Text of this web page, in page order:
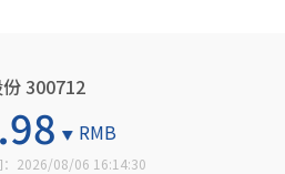
300712
RMB
2026/08/06 16:14:30